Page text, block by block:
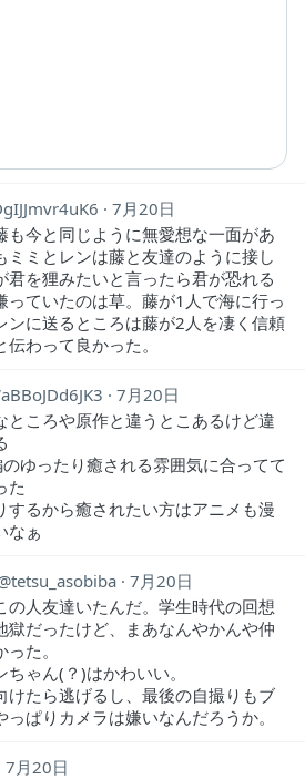
7月20日
も今と同じように無愛想な一面があ
ミミとレンは藤と友達のように接し
君を狸みたいと言ったら君が恐れる
っていたのは草。藤が1人で海に行っ
ンに送るところは藤が2人を凄く信頼
わって良かった。
7月20日
ところや原作と違うとこあるけど違
ゆったり癒される雰囲気に合ってて
た
するから癒されたい方はアニメも漫
なぁ
tetsu_asobiba 7月20日
の人友達いたんだ。学生時代の回想
獄だったけど、まあなんやかんや仲
た。
ゃん(？)はかわいい。
けたら逃げるし、最後の自撮りもブ
っぱりカメラは嫌いなんだろうか。
7月20日